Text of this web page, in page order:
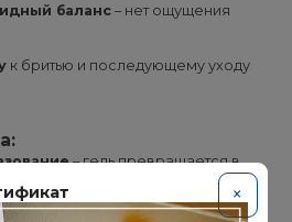
баланс– нет ощущения
к бритью и последующему уходу
– гель превращается в
– медь и солодка
×